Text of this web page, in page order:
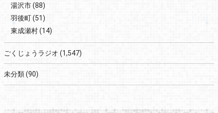
湯沢市(88)
羽後町(51)
東成瀬村(14)
ごくじょうラジオ (1,547)
未分類(90)